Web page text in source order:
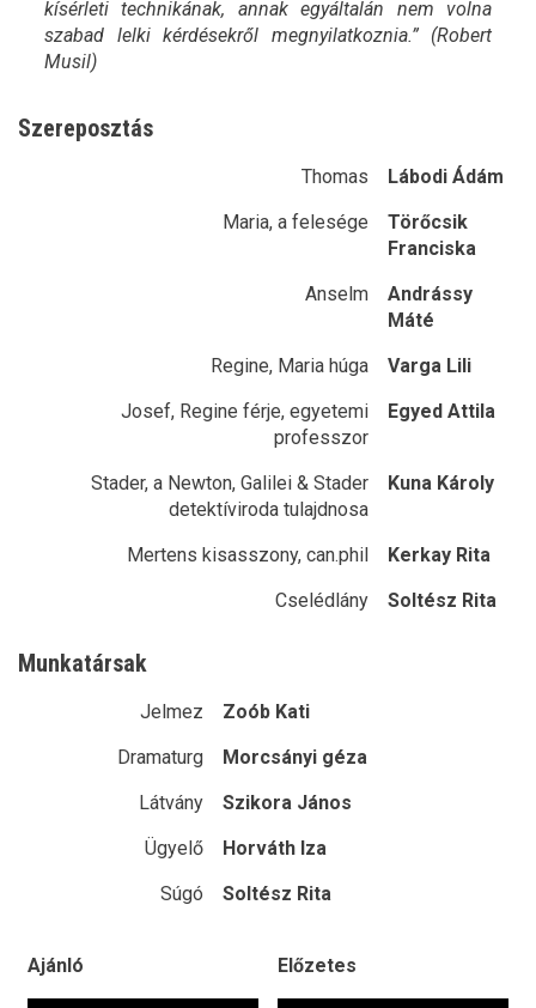
kísérleti technikának, annak egyáltalán nem volna
szabad lelki kérdésekről megnyilatkoznia.” (Robert
Musil)
Szereposztás
Thomas
Lábodi Ádám
Maria, a felesége
Törőcsik
Franciska
Anselm
Andrássy
Máté
Regine, Maria húga
Varga Lili
Josef, Regine férje, egyetemi
professzor
Egyed Attila
Stader, a Newton, Galilei & Stader
detektíviroda tulajdnosa
Kuna Károly
Mertens kisasszony, can.phil
Kerkay Rita
Cselédlány
Soltész Rita
Munkatársak
Jelmez
Zoób Kati
Dramaturg
Morcsányi géza
Látvány
Szikora János
Ügyelő
Horváth Iza
Súgó
Soltész Rita
Ajánló Előzetes